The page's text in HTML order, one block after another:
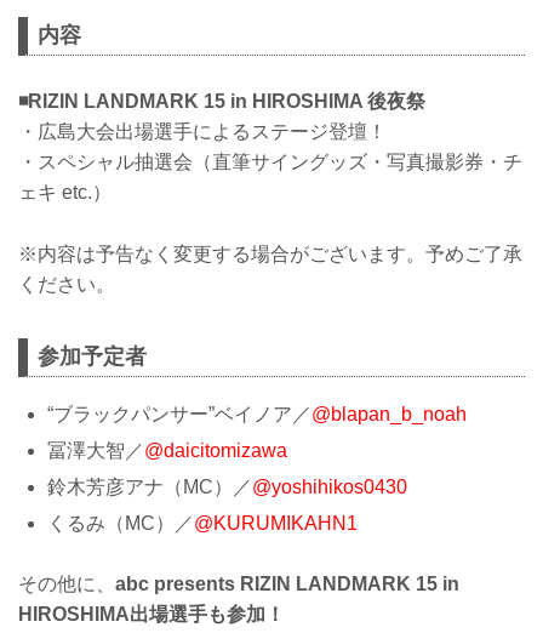
内容
◾️RIZIN LANDMARK 15 in HIROSHIMA 後夜祭
・広島大会出場選手によるステージ登壇！
・スペシャル抽選会（直筆サイングッズ・写真撮影券・チ
ェキ etc.）
※内容は予告なく変更する場合がございます。予めご了承
ください。
参加予定者
“ブラックパンサー”ベイノア／@blapan_b_noah
冨澤大智／@daicitomizawa
鈴木芳彦アナ（MC）／@yoshihikos0430
くるみ（MC）／@KURUMIKAHN1
その他に、 abc presents RIZIN LANDMARK 15 in
HIROSHIMA出場選手も参加！